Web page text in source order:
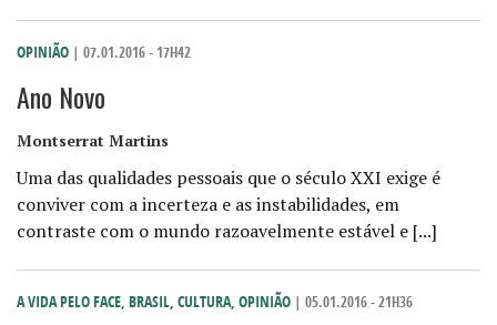
OPINIÃO | 07.01.2016 - 17H42
Ano Novo
Montserrat Martins
Uma das qualidades pessoais que o século XXI exige é
conviver com a incerteza e as instabilidades, em
contraste com o mundo razoavelmente estável e [...]
A VIDA PELO FACE, BRASIL, CULTURA, OPINIÃO | 05.01.2016 - 21H36